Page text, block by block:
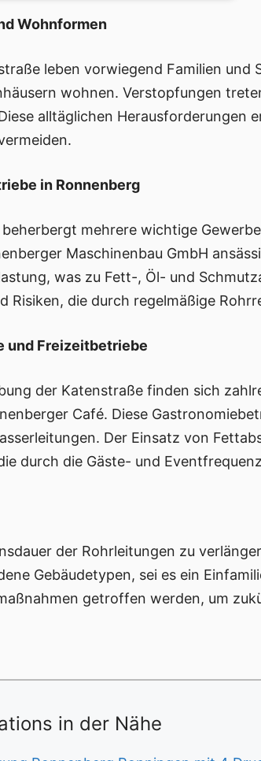
Wohnformen
leben vorwiegend Familien und
wohnen. Verstopfungen
alltäglichen
in Ronnenberg
mehrere wichtige
Maschinenbau GmbH
was zu Fett-, Öl- und
Risiken, die durch regelmäßige
und Freizeitbetriebe
der Katenstraße finden sich
Café. Diese
Der Einsatz von
durch die Gäste- und
der Rohrleitungen zu
Gebäudetypen, sei es ein
getroffen werden, um
in der Nähe